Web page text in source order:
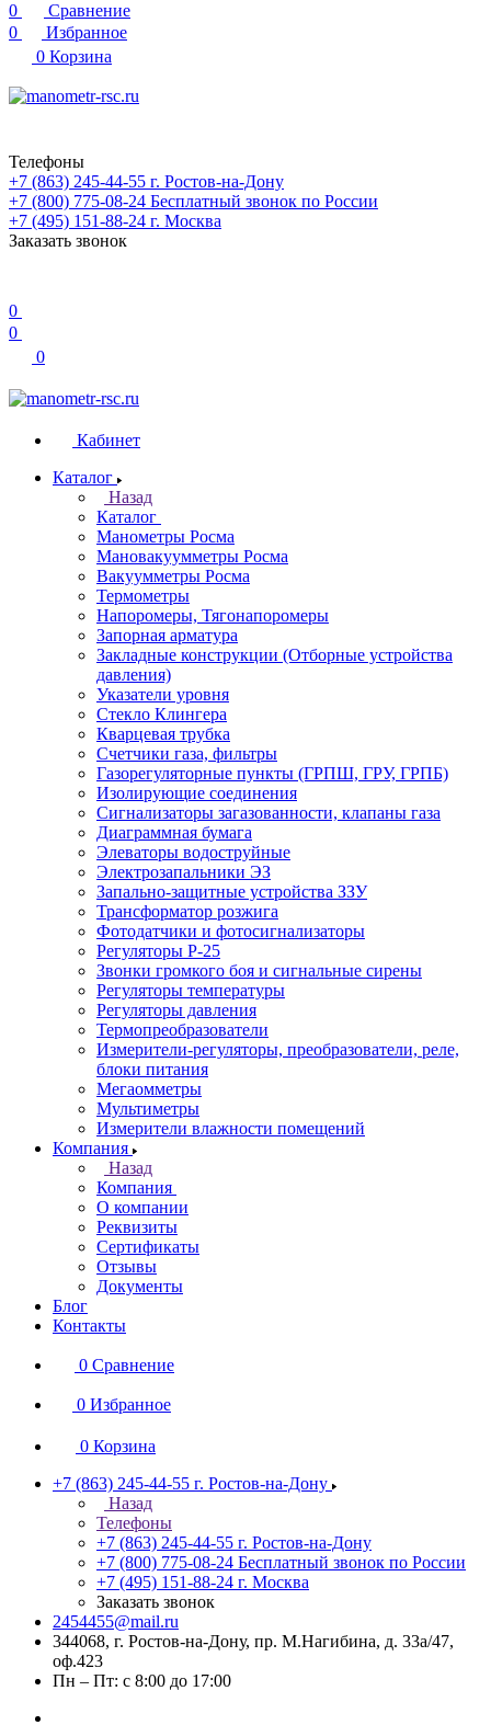
0
Сравнение
0
Избранное
0 Корзина
Телефоны
+7 (863) 245-44-55 г. Ростов-на-Дону
+7 (800) 775-08-24 Бесплатный звонок по России
+7 (495) 151-88-24 г. Москва
Заказать звонок
0
0
0
Кабинет
Каталог
Назад
Каталог
Манометры Росма
Мановакуумметры Росма
Вакуумметры Росма
Термометры
Напоромеры, Тягонапоромеры
Запорная арматура
Закладные конструкции (Отборные устройства
давления)
Указатели уровня
Стекло Клингера
Кварцевая трубка
Счетчики газа, фильтры
Газорегуляторные пункты (ГРПШ, ГРУ, ГРПБ)
Изолирующие соединения
Сигнализаторы загазованности, клапаны газа
Диаграммная бумага
Элеваторы водоструйные
Электрозапальники ЭЗ
Запально-защитные устройства ЗЗУ
Трансформатор розжига
Фотодатчики и фотосигнализаторы
Регуляторы Р-25
Звонки громкого боя и сигнальные сирены
Регуляторы температуры
Регуляторы давления
Термопреобразователи
Измерители-регуляторы, преобразователи, реле,
блоки питания
Мегаомметры
Мультиметры
Измерители влажности помещений
Компания
Назад
Компания
О компании
Реквизиты
Сертификаты
Отзывы
Документы
Блог
Контакты
0 Сравнение
0 Избранное
0 Корзина
+7 (863) 245-44-55 г. Ростов-на-Дону
Назад
Телефоны
+7 (863) 245-44-55 г. Ростов-на-Дону
+7 (800) 775-08-24 Бесплатный звонок по России
+7 (495) 151-88-24 г. Москва
Заказать звонок
2454455@mail.ru
344068, г. Ростов-на-Дону, пр. М.Нагибина, д. 33а/47,
оф.423
Пн – Пт: с 8:00 до 17:00